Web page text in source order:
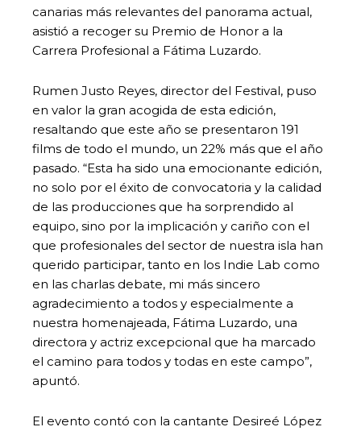
canarias más relevantes del panorama actual,
asistió a recoger su Premio de Honor a la
Carrera Profesional a Fátima Luzardo.
Rumen Justo Reyes, director del Festival, puso
en valor la gran acogida de esta edición,
resaltando que este año se presentaron 191
films de todo el mundo, un 22% más que el año
pasado. “Esta ha sido una emocionante edición,
no solo por el éxito de convocatoria y la calidad
de las producciones que ha sorprendido al
equipo, sino por la implicación y cariño con el
que profesionales del sector de nuestra isla han
querido participar, tanto en los Indie Lab como
en las charlas debate, mi más sincero
agradecimiento a todos y especialmente a
nuestra homenajeada, Fátima Luzardo, una
directora y actriz excepcional que ha marcado
el camino para todos y todas en este campo”,
apuntó.
El evento contó con la cantante Desireé López